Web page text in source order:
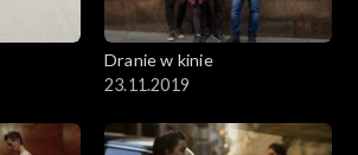
Dranie w kinie
23.11.2019